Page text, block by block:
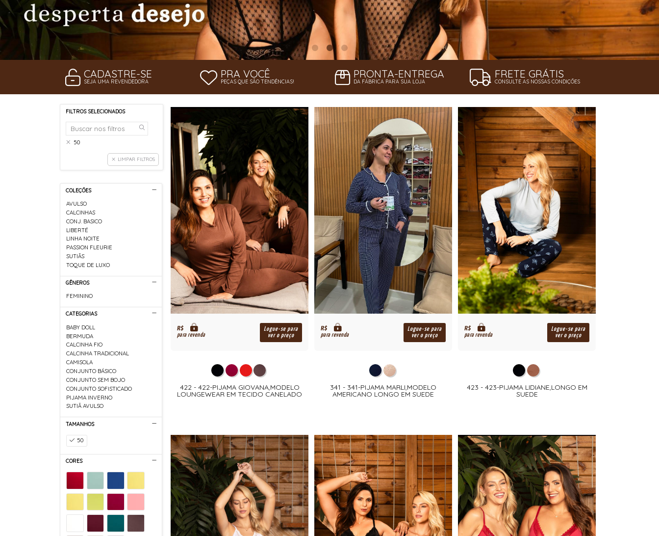
CADASTRE-SE
SEJA UMA REVENDEDORA
PRA VOCÊ
PEÇAS QUE SÃO TENDÊNCIAS!
PRONTA-ENTREGA
DA FÁBRICA PARA SUA LOJA
FRETE GRÁTIS
CONSULTE AS NOSSAS CONDIÇÕES
FILTROS SELECIONADOS
50
LIMPAR FILTROS
COLEÇÕES
AVULSO
CALCINHAS
CONJ. BASICO
LIBERTÉ
LINHA NOITE
PASSION FLEURIE
SUTIÃS
TOQUE DE LUXO
GÊNEROS
FEMININO
CATEGORIAS
BABY DOLL
BERMUDA
CALCINHA FIO
CALCINHA TRADICIONAL
CAMISOLA
CONJUNTO BÁSICO
CONJUNTO SEM BOJO
CONJUNTO SOFISTICADO
PIJAMA INVERNO
SUTIÃ AVULSO
TAMANHOS
50
CORES
R$
para revenda
Logue-se para
ver o preço
422 - 422-PIJAMA GIOVANA,MODELO
LOUNGEWEAR EM TECIDO CANELADO
R$
para revenda
Logue-se para
ver o preço
341 - 341-PIJAMA MARLI,MODELO
AMERICANO LONGO EM SUEDE
R$
para revenda
Logue-se para
ver o preço
423 - 423-PIJAMA LIDIANE,LONGO EM
SUEDE